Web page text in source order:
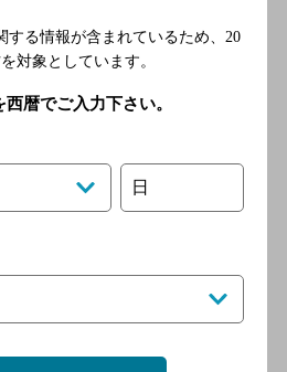
算式に基づき記載しています。
× アルコール分(％)/100 × 0.8
ーハイ・カクテルの栄養成分一覧
る情報が含まれているため、 20
対象としています。
暦でご入力下さい。
日